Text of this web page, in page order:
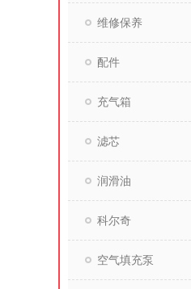
维修保养
配件
充气箱
滤芯
润滑油
科尔奇
空气填充泵